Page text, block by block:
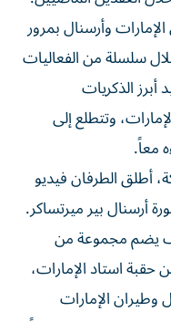
وأرسنال بمرور
سلسلة من الفعاليات
الذكريات
وتتطلع إلى
معاً.
أطلق الطرفان فيديو
أرسنال بير ميرتساكر.
يضم مجموعة من
حقبة استاد الإمارات،
الإمارات